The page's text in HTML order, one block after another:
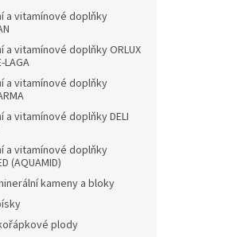
a vitamínové doplňky
a vitamínové doplňky ORLUX
LAGA
a vitamínové doplňky
a vitamínové doplňky DELI
a vitamínové doplňky
(AQUAMID)
kameny a bloky
plody